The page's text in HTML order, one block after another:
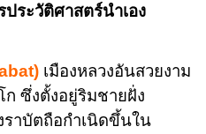
ระวัติศาสตร์นำเอง
เมืองหลวงอันสวยงาม
ซึ่งตั้งอยู่ริมชายฝั่ง
าบัตถือกำเนิดขึ้นใน